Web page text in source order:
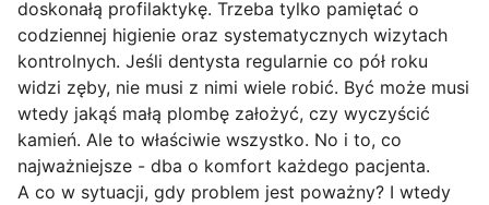
doskonałą profilaktykę. Trzeba tylko pamiętać o
codziennej higienie oraz systematycznych wizytach
kontrolnych. Jeśli dentysta regularnie co pół roku
widzi zęby, nie musi z nimi wiele robić. Być może musi
wtedy jakąś małą plombę założyć, czy wyczyścić
kamień. Ale to właściwie wszystko. No i to, co
najważniejsze - dba o komfort każdego pacjenta.
A co w sytuacji, gdy problem jest poważny? I wtedy